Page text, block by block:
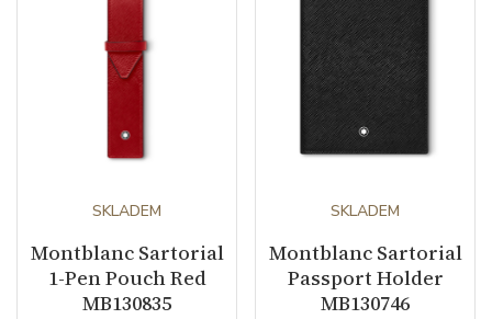
SKLADEM
Montblanc Sartorial
1-Pen Pouch Red
MB130835
SKLADEM
Montblanc Sartorial
Passport Holder
MB130746